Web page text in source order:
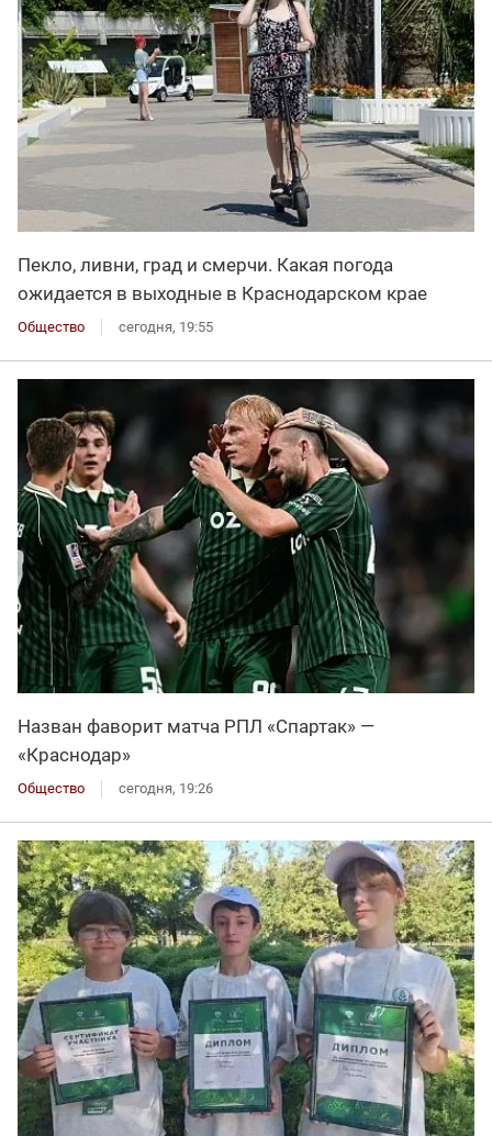
Пекло, ливни, град и смерчи. Какая погода
ожидается в выходные в Краснодарском крае
Общество сегодня, 19:55
Назван фаворит матча РПЛ «Спартак» —
«Краснодар»
Общество сегодня, 19:26